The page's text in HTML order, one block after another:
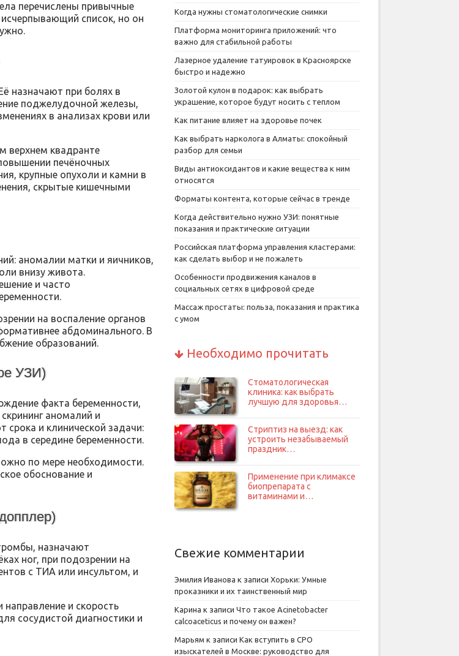
перечислены привычные
список, но он
назначают при болях в
поджелудочной железы,
в анализах крови или
верхнем квадранте
печёночных
крупные опухоли и камни в
скрытые кишечными
аномалии матки и яичников,
внизу живота.
и часто
на воспаление органов
абдоминального. В
образований.
УЗИ)
факта беременности,
аномалий и
срока и клинической задачи:
в середине беременности.
по мере необходимости.
обоснование и
назначают
ног, при подозрении на
с ТИА или инсультом, и
и скорость
сосудистой диагностики и
Когда нужны стоматологические снимки
Платформа мониторинга приложений: что
важно для стабильной работы
Лазерное удаление татуировок в Красноярске
быстро и надежно
Золотой кулон в подарок: как выбрать
украшение, которое будут носить с теплом
Как питание влияет на здоровье почек
Как выбрать нарколога в Алматы: спокойный
разбор для семьи
Виды антиоксидантов и какие вещества к ним
относятся
Форматы контента, которые сейчас в тренде
Когда действительно нужно УЗИ: понятные
показания и практические ситуации
Российская платформа управления кластерами:
как сделать выбор и не пожалеть
Особенности продвижения каналов в
социальных сетях в цифровой среде
Массаж простаты: польза, показания и практика
с умом
Необходимо прочитать
Стоматологическая
клиника: как выбрать
лучшую для здоровья…
Стриптиз на выезд: как
устроить незабываемый
праздник…
Применение при климаксе
биопрепарата с
витаминами и…
Свежие комментарии
Эмилия Иванова к записи Хорьки: Умные
проказники и их таинственный мир
Карина к записи Что такое Acinetobacter
calcoaceticus и почему он важен?
Марьям к записи Как вступить в СРО
изыскателей в Москве: руководство для